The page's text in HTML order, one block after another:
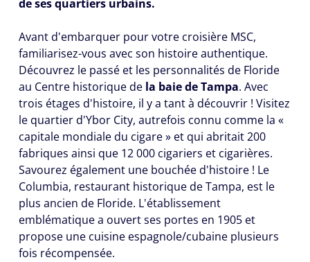
de ses quartiers urbains.
Avant d'embarquer pour votre croisière MSC,
familiarisez-vous avec son histoire authentique.
Découvrez le passé et les personnalités de Floride
au Centre historique de la baie de Tampa. Avec
trois étages d'histoire, il y a tant à découvrir ! Visitez
le quartier d'Ybor City, autrefois connu comme la «
capitale mondiale du cigare » et qui abritait 200
fabriques ainsi que 12 000 cigariers et cigarières.
Savourez également une bouchée d'histoire ! Le
Columbia, restaurant historique de Tampa, est le
plus ancien de Floride. L'établissement
emblématique a ouvert ses portes en 1905 et
propose une cuisine espagnole/cubaine plusieurs
fois récompensée.